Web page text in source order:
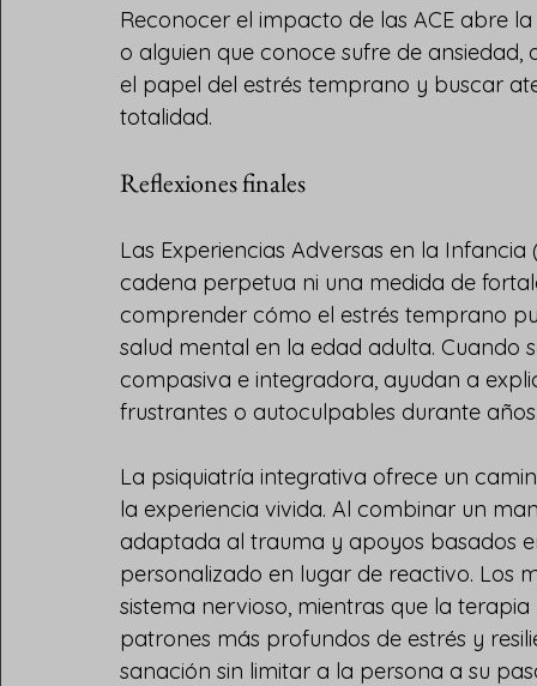
Reconocer el impacto de las ACE abre
o alguien que conoce sufre de
el papel del estrés temprano y buscar
totalidad.
Reflexiones finales
Las Experiencias Adversas en la
cadena perpetua ni una medida de
comprender cómo el estrés temprano
salud mental en la edad adulta. Cuando
compasiva e integradora, ayudan a
frustrantes o autoculpables durante
La psiquiatría integrativa ofrece un
la experiencia vivida. Al combinar un
adaptada al trauma y apoyos basados
personalizado en lugar de reactivo. Los
sistema nervioso, mientras que la
patrones más profundos de estrés y
sanación sin limitar a la persona a su